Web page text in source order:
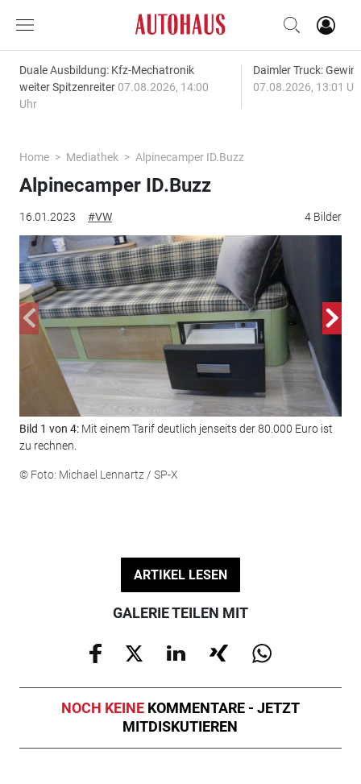
Duale Ausbildung: Kfz-Mechatronik
weiter Spitzenreiter 07.08.2026, 14:00
Uhr
Daimler Truck:
07.08.2026, 13:01
Home Mediathek Alpinecamper ID.Buzz
16.01.2023 #VW 4 Bilder
Alpinecamper ID.Buzz
Bild 1 von 4: Mit einem Tarif deutlich jenseits der 80.000 Euro ist
zu rechnen.
© Foto: Michael Lennartz / SP-X
ARTIKEL LESEN
GALERIE TEILEN MIT
NOCH KEINE KOMMENTARE - JETZT
MITDISKUTIEREN